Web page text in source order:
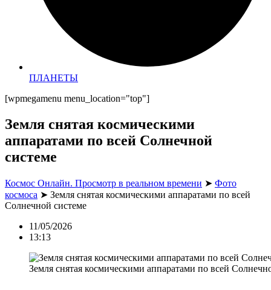
ПЛАНЕТЫ
[wpmegamenu menu_location="top"]
Земля снятая космическими
аппаратами по всей Солнечной
системе
Космос Онлайн. Просмотр в реальном времени ➤ Фото
космоса ➤ Земля снятая космическими аппаратами по всей
Солнечной системе
11/05/2026
13:13
Земля снятая космическими аппаратами по всей